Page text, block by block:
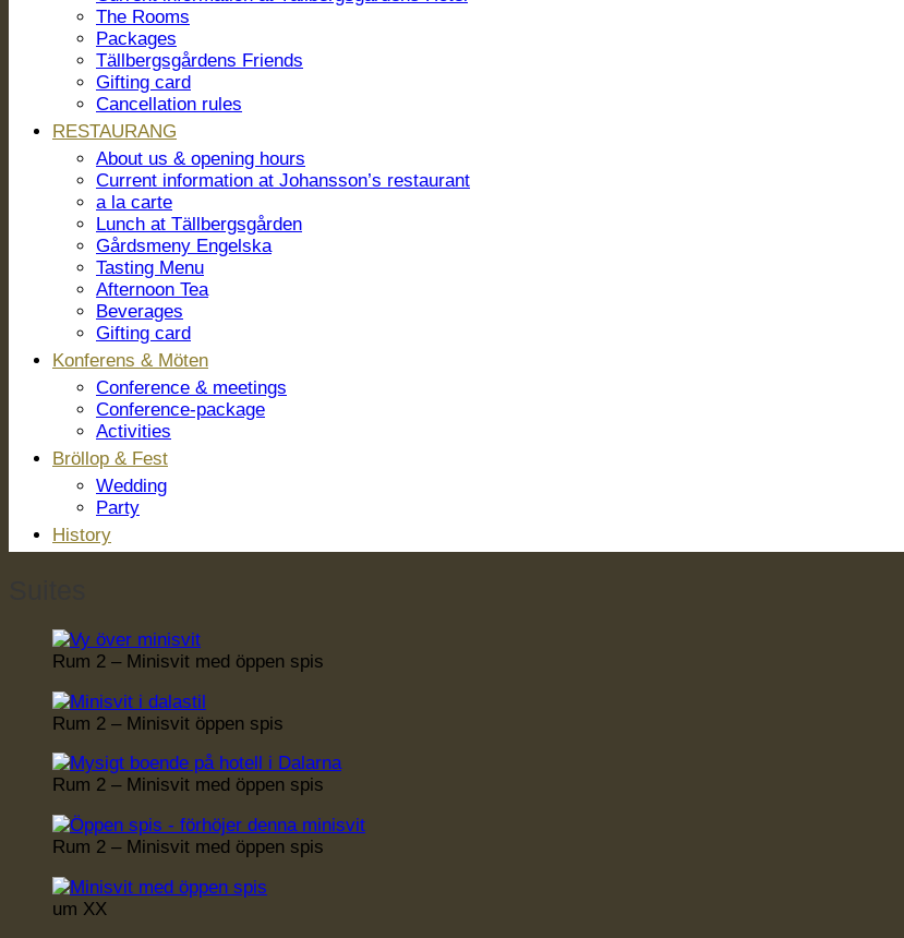
The Rooms
Packages
Tällbergsgårdens Friends
Gifting card
Cancellation rules
RESTAURANG
About us & opening hours
Current information at Johansson’s restaurant
a la carte
Lunch at Tällbergsgården
Gårdsmeny Engelska
Tasting Menu
Afternoon Tea
Beverages
Gifting card
Konferens & Möten
Conference & meetings
Conference-package
Activities
Bröllop & Fest
Wedding
Party
History
Rum 2 – Minisvit med öppen spis
Rum 2 – Minisvit öppen spis
Rum 2 – Minisvit med öppen spis
Rum 2 – Minisvit med öppen spis
um XX